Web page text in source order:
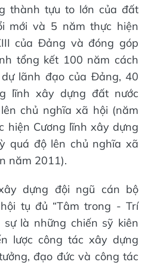
thành tựu to lớn của đất
mới và 5 năm thực hiện
của Đảng và đóng góp
tổng kết 100 năm cách
lãnh đạo của Đảng, 40
lĩnh xây dựng đất nước
chủ nghĩa xã hội (năm
hiện Cương lĩnh xây dựng
quá độ lên chủ nghĩa xã
năm 2011).
dựng đội ngũ cán bộ
tụ đủ “Tâm trong - Trí
sự là những chiến sỹ kiên
lược công tác xây dựng
đạo đức và công tác